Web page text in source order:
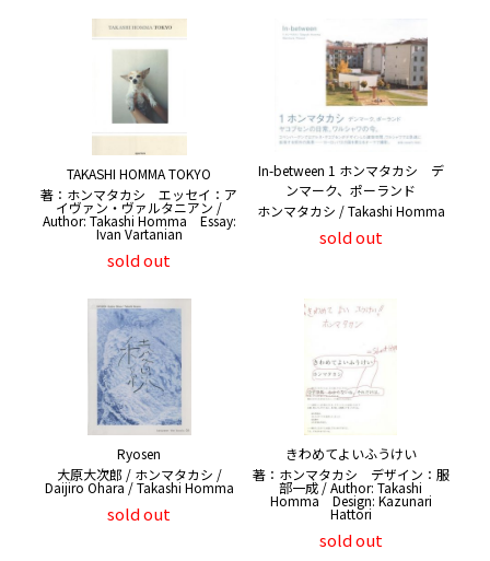
TAKASHI HOMMA TOKYO
著：ホンマタカシ エッセイ：ア
イヴァン・ヴァルタニアン /
Author: Takashi Homma Essay:
Ivan Vartanian
sold out
In-between 1 ホンマタカシ デ
ンマーク、ポーランド
ホンマタカシ / Takashi Homma
sold out
Ryosen
大原大次郎 / ホンマタカシ /
Daijiro Ohara / Takashi Homma
sold out
きわめてよいふうけい
著：ホンマタカシ デザイン：服
部一成 / Author: Takashi
Homma Design: Kazunari
Hattori
sold out